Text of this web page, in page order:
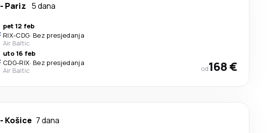
- Pariz 5 dana
pet 12 feb
RIX-CDG· Bez presjedanja
Air Baltic
uto 16 feb
CDG-RIX· Bez presjedanja
Air Baltic
od168 €
- Košice 7 dana